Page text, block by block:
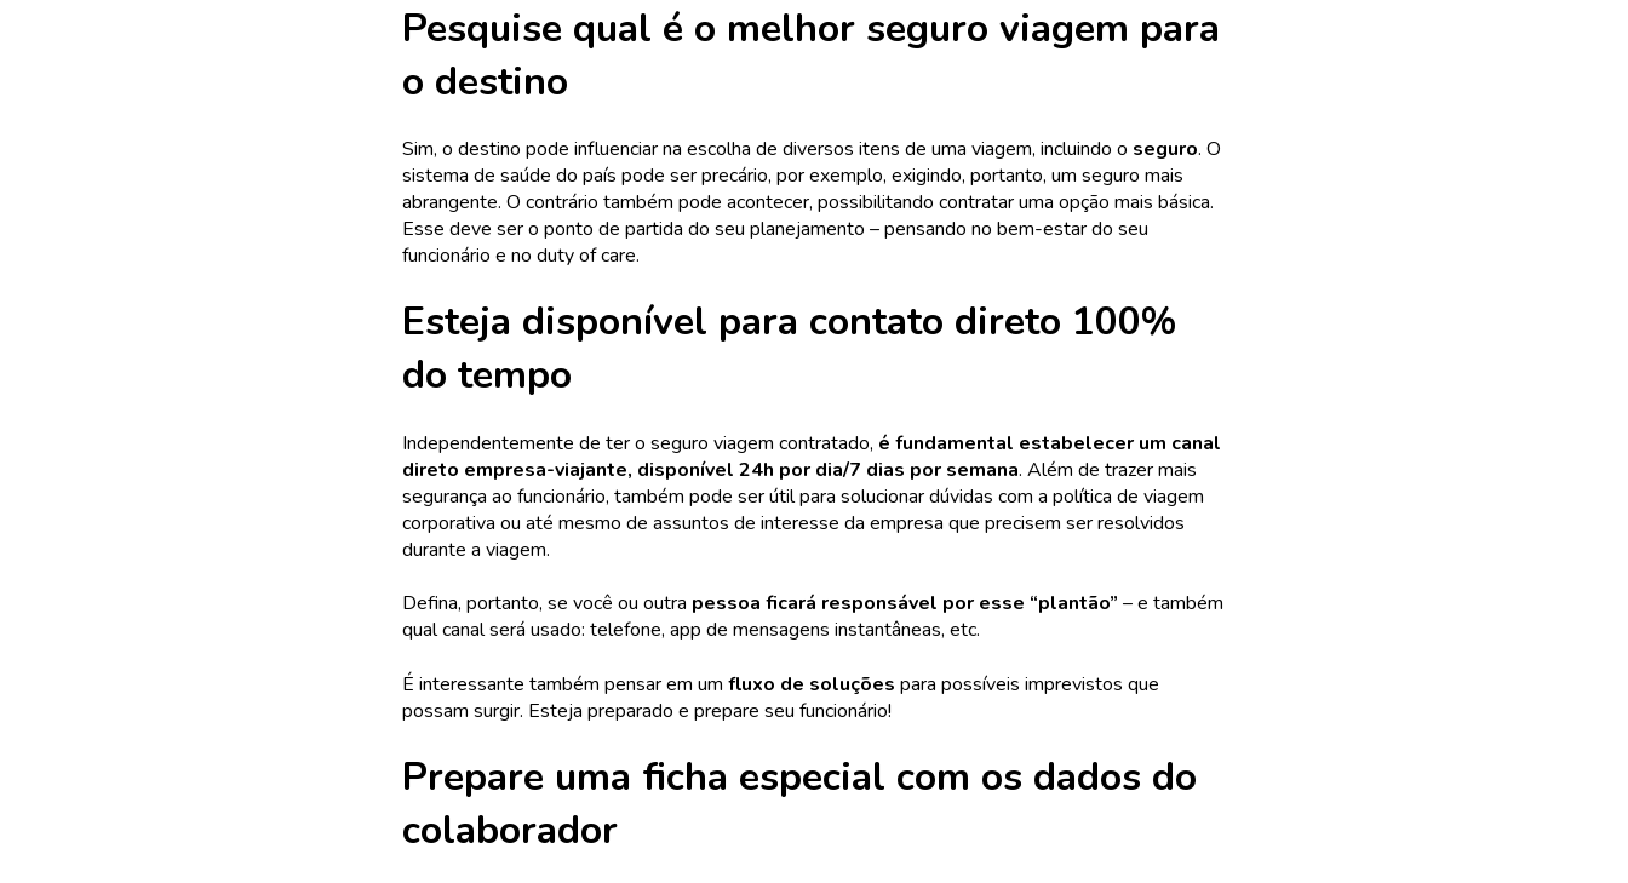
Pesquise qual é o melhor seguro viagem para
o destino
Sim, o destino pode influenciar na escolha de diversos itens de uma viagem, incluindo o seguro. O
sistema de saúde do país pode ser precário, por exemplo, exigindo, portanto, um seguro mais
abrangente. O contrário também pode acontecer, possibilitando contratar uma opção mais básica.
Esse deve ser o ponto de partida do seu planejamento – pensando no bem-estar do seu
funcionário e no duty of care.
Esteja disponível para contato direto 100%
do tempo
Independentemente de ter o seguro viagem contratado, é fundamental estabelecer um canal
direto empresa-viajante, disponível 24h por dia/7 dias por semana. Além de trazer mais
segurança ao funcionário, também pode ser útil para solucionar dúvidas com a política de viagem
corporativa ou até mesmo de assuntos de interesse da empresa que precisem ser resolvidos
durante a viagem.
Defina, portanto, se você ou outra pessoa ficará responsável por esse “plantão” – e também
qual canal será usado: telefone, app de mensagens instantâneas, etc.
É interessante também pensar em um fluxo de soluções para possíveis imprevistos que
possam surgir. Esteja preparado e prepare seu funcionário!
Prepare uma ficha especial com os dados do
colaborador